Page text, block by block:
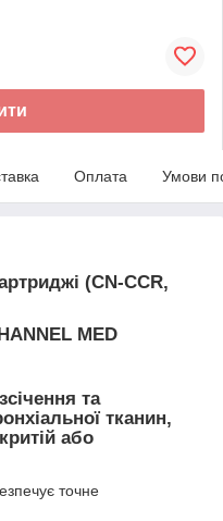
Оплата Умови
(CN-CCR,
MED
та
тканин,
або
точне